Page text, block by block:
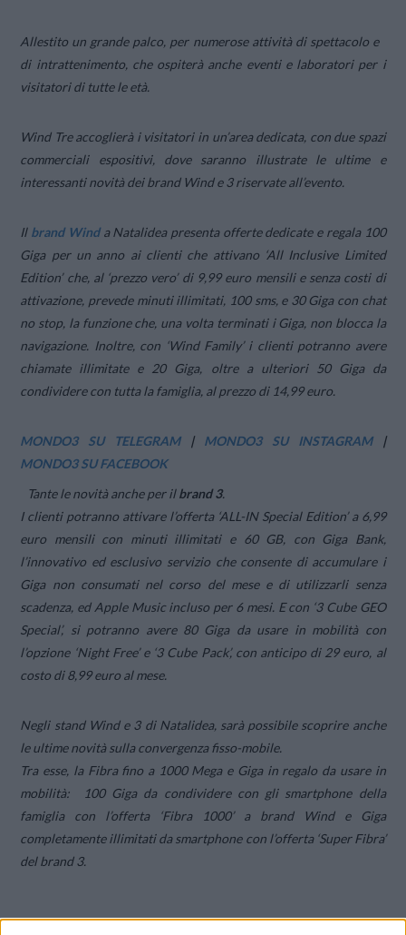
Allestito un grande palco, per numerose attività di spettacolo e
di intrattenimento, che ospiterà anche eventi e laboratori per i
visitatori di tutte le età.
Wind Tre accoglierà i visitatori in un’area dedicata, con due spazi
commerciali espositivi, dove saranno illustrate le ultime e
interessanti novità dei brand Wind e 3 riservate all’evento.
Il brand Winda Natalidea presenta offerte dedicate e regala 100
Giga per un anno ai clienti che attivano ‘All Inclusive Limited
Edition’ che, al ‘prezzo vero’ di 9,99 euro mensili e senza costi di
attivazione, prevede minuti illimitati, 100 sms, e 30 Giga con chat
no stop, la funzione che, una volta terminati i Giga, non blocca la
navigazione. Inoltre, con ‘Wind Family’ i clienti potranno avere
chiamate illimitate e 20 Giga, oltre a ulteriori 50 Giga da
condividere con tutta la famiglia, al prezzo di 14,99 euro.
MONDO3 SU TELEGRAM| MONDO3 SU INSTAGRAM|
MONDO3 SU FACEBOOK
Tante le novità anche per ilbrand 3.
I clienti potranno attivare l’offerta ‘ALL-IN Special Edition’ a 6,99
euro mensili con minuti illimitati e 60 GB, con Giga Bank,
l’innovativo ed esclusivo servizio che consente di accumulare i
Giga non consumati nel corso del mese e di utilizzarli senza
scadenza, ed Apple Music incluso per 6 mesi. E con ‘3 Cube GEO
Special’, si potranno avere 80 Giga da usare in mobilità con
l’opzione ‘Night Free’ e ‘3 Cube Pack’, con anticipo di 29 euro, al
costo di 8,99 euro al mese.
Negli stand Wind e 3 di Natalidea, sarà possibile scoprire anche
le ultime novità sulla convergenza fisso-mobile.
Tra esse, la Fibra fino a 1000 Mega e Giga in regalo da usare in
mobilità: 100 Giga da condividere con gli smartphone della
famiglia con l’offerta ‘Fibra 1000’ a brand Wind e Giga
completamente illimitati da smartphone con l’offerta ‘Super Fibra’
del brand 3.